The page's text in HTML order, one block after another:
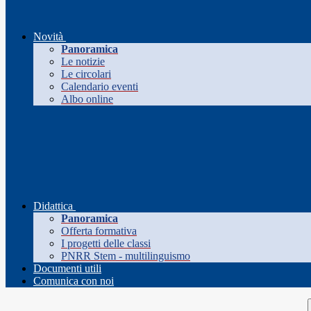
Novità
Panoramica
Le notizie
Le circolari
Calendario eventi
Albo online
Didattica
Panoramica
Offerta formativa
I progetti delle classi
PNRR Stem - multilinguismo
Documenti utili
Comunica con noi